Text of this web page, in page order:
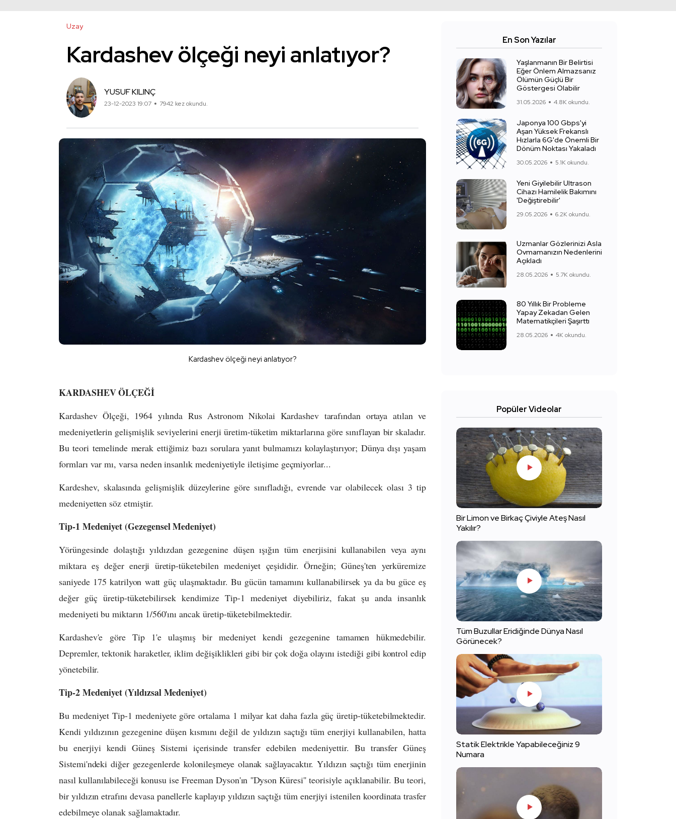
Uzay
Kardashev ölçeği neyi anlatıyor?
YUSUF KILINÇ
23-12-2023 19:07 7942 kez okundu.
Kardashev ölçeği neyi anlatıyor?
KARDASHEV ÖLÇEĞİ
Kardashev Ölçeği, 1964 yılında Rus Astronom Nikolai Kardashev tarafından ortaya atılan ve
medeniyetlerin gelişmişlik seviyelerini enerji üretim-tüketim miktarlarına göre sınıflayan bir skaladır.
Bu teori temelinde merak ettiğimiz bazı sorulara yanıt bulmamızı kolaylaştırıyor; Dünya dışı yaşam
formları var mı, varsa neden insanlık medeniyetiyle iletişime geçmiyorlar...
Kardeshev, skalasında gelişmişlik düzeylerine göre sınıfladığı, evrende var olabilecek olası 3 tip
medeniyetten söz etmiştir.
Tip-1 Medeniyet (Gezegensel Medeniyet)
Yörüngesinde dolaştığı yıldızdan gezegenine düşen ışığın tüm enerjisini kullanabilen veya aynı
miktara eş değer enerji üretip-tüketebilen medeniyet çeşididir. Örneğin; Güneş'ten yerküremize
saniyede 175 katrilyon watt güç ulaşmaktadır. Bu gücün tamamını kullanabilirsek ya da bu güce eş
değer güç üretip-tüketebilirsek kendimize Tip-1 medeniyet diyebiliriz, fakat şu anda insanlık
medeniyeti bu miktarın 1/560'ını ancak üretip-tüketebilmektedir.
Kardashev'e göre Tip 1'e ulaşmış bir medeniyet kendi gezegenine tamamen hükmedebilir.
Depremler, tektonik haraketler, iklim değişiklikleri gibi bir çok doğa olayını istediği gibi kontrol edip
yönetebilir.
Tip-2 Medeniyet(Yıldızsal Medeniyet)
Bu medeniyet Tip-1 medeniyete göre ortalama 1 milyar kat daha fazla güç üretip-tüketebilmektedir.
Kendi yıldızının gezegenine düşen kısmını değil de yıldızın saçtığı tüm enerjiyi kullanabilen, hatta
bu enerjiyi kendi Güneş Sistemi içerisinde transfer edebilen medeniyettir. Bu transfer Güneş
Sistemi'ndeki diğer gezegenlerde kolonileşmeye olanak sağlayacaktır. Yıldızın saçtığı tüm enerjinin
nasıl kullanılabileceği konusu ise Freeman Dyson'ın ''Dyson Küresi'' teorisiyle açıklanabilir. Bu teori,
bir yıldızın etrafını devasa panellerle kaplayıp yıldızın saçtığı tüm enerjiyi istenilen koordinata trasfer
edebilmeye olanak sağlamaktadır.
En Son Yazılar
Yaşlanmanın Bir Belirtisi
Eğer Önlem Almazsanız
Ölümün Güçlü Bir
Göstergesi Olabilir
31.05.2026 4.8K okundu.
Japonya 100 Gbps'yi
Aşan Yüksek Frekanslı
Hızlarla 6G'de Önemli Bir
Dönüm Noktası Yakaladı
30.05.2026 5.1K okundu.
Yeni Giyilebilir Ultrason
Cihazı Hamilelik Bakımını
'Değiştirebilir'
29.05.2026 6.2K okundu.
Uzmanlar Gözlerinizi Asla
Ovmamanızın Nedenlerini
Açıkladı
28.05.2026 5.7K okundu.
80 Yıllık Bir Probleme
Yapay Zekadan Gelen
Matematikçileri Şaşırttı
28.05.2026 4K okundu.
Popüler Videolar
Bir Limon ve Birkaç Çiviyle Ateş Nasıl
Yakılır?
Tüm Buzullar Eridiğinde Dünya Nasıl
Görünecek?
Statik Elektrikle Yapabileceğiniz 9
Numara